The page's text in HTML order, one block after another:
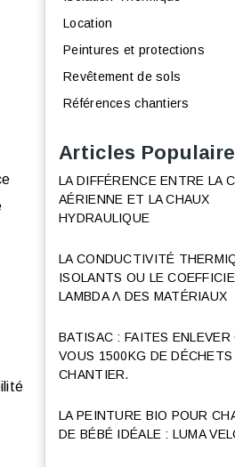
Location
Peintures et protections
Revêtement de sols
Références chantiers
Articles
LA DIFFÉRENCE ENTRE LA
AÉRIENNE ET LA CHAUX
HYDRAULIQUE
LA CONDUCTIVITÉ
ISOLANTS OU LE
LAMBDA Λ DES MATÉRIAUX
BATISAC : FAITES ENLEVER
VOUS 1500KG DE DÉCHETS
CHANTIER.
LA PEINTURE BIO POUR
DE BÉBÉ IDÉALE : LUMA